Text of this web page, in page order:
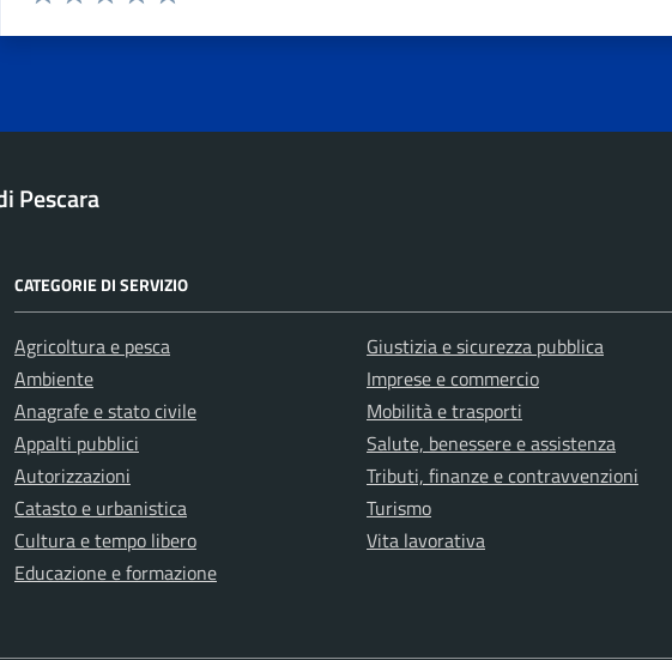
Pescara
CATEGORIE DI SERVIZIO
Agricoltura e pesca
Ambiente
Anagrafe e stato civile
Appalti pubblici
Autorizzazioni
Catasto e urbanistica
Cultura e tempo libero
Educazione e formazione
Giustizia e sicurezza pubblica
Imprese e commercio
Mobilità e trasporti
Salute, benessere e assistenza
Tributi, finanze e contravvenzioni
Turismo
Vita lavorativa